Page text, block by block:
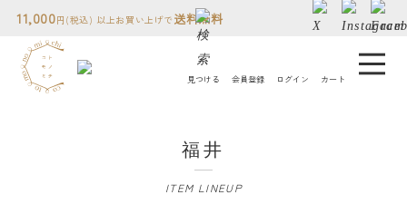
11,000円(税込) 以上お買い上げで 送料無料
見つける 会員登録 ログイン カート
人気ランキング
福井
ITEM LINEUP